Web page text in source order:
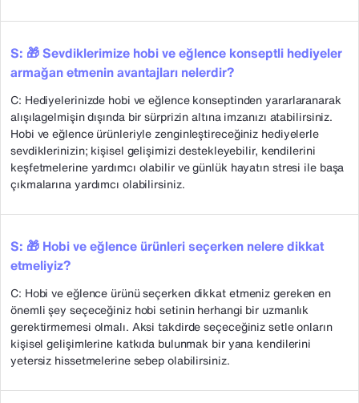
S: 🎁 Sevdiklerimize hobi ve eğlence konseptli hediyeler
armağan etmenin avantajları nelerdir?
C: Hediyelerinizde hobi ve eğlence konseptinden yararlaranarak
alışılagelmişin dışında bir sürprizin altına imzanızı atabilirsiniz.
Hobi ve eğlence ürünleriyle zenginleştireceğiniz hediyelerle
sevdiklerinizin; kişisel gelişimizi destekleyebilir, kendilerini
keşfetmelerine yardımcı olabilir ve günlük hayatın stresi ile başa
çıkmalarına yardımcı olabilirsiniz.
S: 🎁 Hobi ve eğlence ürünleri seçerken nelere dikkat
etmeliyiz?
C: Hobi ve eğlence ürünü seçerken dikkat etmeniz gereken en
önemli şey seçeceğiniz hobi setinin herhangi bir uzmanlık
gerektirmemesi olmalı. Aksi takdirde seçeceğiniz setle onların
kişisel gelişimlerine katkıda bulunmak bir yana kendilerini
yetersiz hissetmelerine sebep olabilirsiniz.